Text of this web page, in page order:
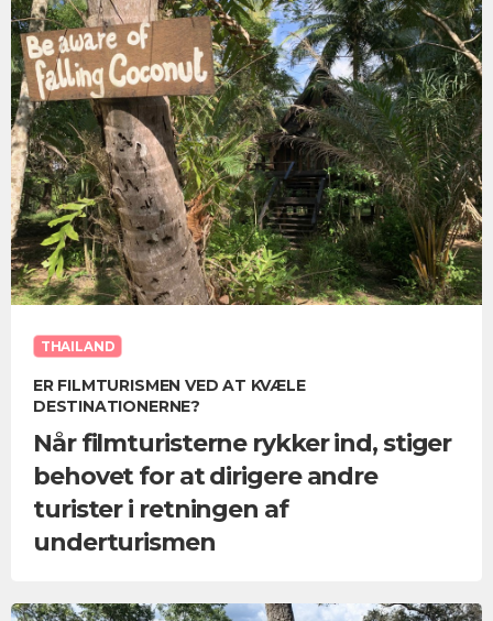
THAILAND
ER FILMTURISMEN VED AT KVÆLE
DESTINATIONERNE?
Når filmturisterne rykker ind, stiger
behovet for at dirigere andre
turister i retningen af
underturismen